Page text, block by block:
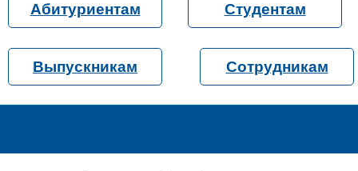
Абитуриентам Студентам
Выпускникам Сотрудникам